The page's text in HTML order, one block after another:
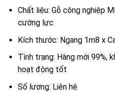
Chất liệu: Gỗ công nghiệp
cường lực
Kích thước: Ngang 1m8 x
Tình trạng: Hàng mới 99%,
hoạt động tốt
Số lượng: Liên hệ